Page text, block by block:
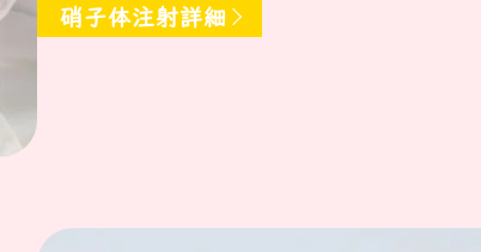
硝子体注射詳細